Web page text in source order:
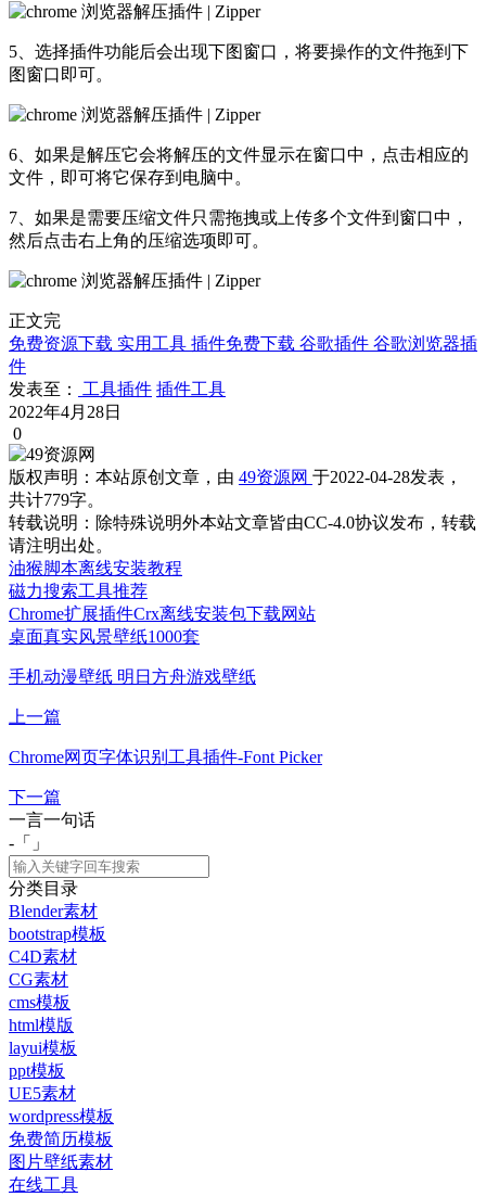
5、选择插件功能后会出现下图窗口，将要操作的文件拖到下
图窗口即可。
6、如果是解压它会将解压的文件显示在窗口中，点击相应的
文件，即可将它保存到电脑中。
7、如果是需要压缩文件只需拖拽或上传多个文件到窗口中，
然后点击右上角的压缩选项即可。
正文完
免费资源下载 实用工具 插件免费下载 谷歌插件 谷歌浏览器插
件
发表至：
工具插件 插件工具
2022年4月28日
0
版权声明： 本站原创文章，由 49资源网 于2022-04-28发表，
共计779字。
转载说明： 除特殊说明外本站文章皆由CC-4.0协议发布，转载
请注明出处。
油猴脚本离线安装教程
磁力搜索工具推荐
Chrome扩展插件Crx离线安装包下载网站
桌面真实风景壁纸1000套
手机动漫壁纸 明日方舟游戏壁纸
上一篇
Chrome网页字体识别工具插件-Font Picker
下一篇
一言一句话
-「
」
分类目录
Blender素材
bootstrap模板
C4D素材
CG素材
cms模板
html模版
layui模板
ppt模板
UE5素材
wordpress模板
免费简历模板
图片壁纸素材
在线工具